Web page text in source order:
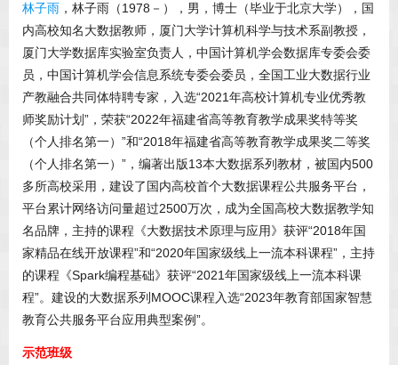
林子雨 ，林子雨（1978－），男，博士（毕业于北京大学），国
内高校知名大数据教师，厦门大学计算机科学与技术系副教授，
厦门大学数据库实验室负责人，中国计算机学会数据库专委会委
员，中国计算机学会信息系统专委会委员，全国工业大数据行业
产教融合共同体特聘专家，入选“2021年高校计算机专业优秀教
师奖励计划”，荣获“2022年福建省高等教育教学成果奖特等奖
（个人排名第一）”和“2018年福建省高等教育教学成果奖二等奖
（个人排名第一）”，编著出版13本大数据系列教材，被国内500
多所高校采用，建设了国内高校首个大数据课程公共服务平台，
平台累计网络访问量超过2500万次，成为全国高校大数据教学知
名品牌，主持的课程《大数据技术原理与应用》获评“2018年国
家精品在线开放课程”和“2020年国家级线上一流本科课程”，主持
的课程《Spark编程基础》获评“2021年国家级线上一流本科课
程”。建设的大数据系列MOOC课程入选“2023年教育部国家智慧
教育公共服务平台应用典型案例”。
示范班级